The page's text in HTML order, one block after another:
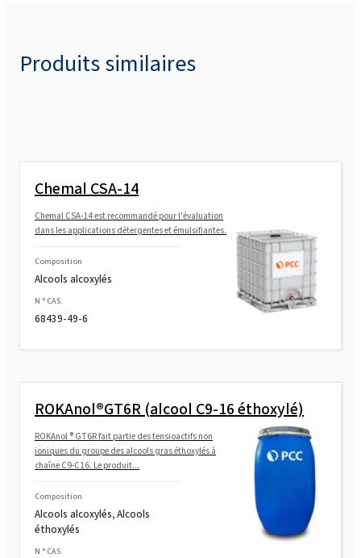
ROKAnol®L12 (Laureth-12)
ROKAnol(Laureth-10)
ROKAnol L9R MB (Laureth-9)
ROKAnol L9R (Laureth-9)
Produits similaires
Chemal CSA-14
Chemal CSA-14 est recommandé pour l'évaluation
dans les applications détergentes et émulsifiantes.
Composition
Alcools alcoxylés
N ° CAS.
68439-49-6
ROKAnol®GT6R (alcool C9-16 éthoxylé)
ROKAnol ® GT6R fait partie des tensioactifs non
ioniques du groupe des alcools gras éthoxylés à
chaîne C9-C16. Le produit...
Composition
Alcools alcoxylés, Alcools
éthoxylés
N ° CAS.